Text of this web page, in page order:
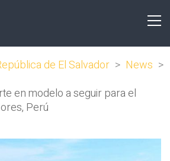
de El Salvador > News >
en modelo a seguir para el
Perú